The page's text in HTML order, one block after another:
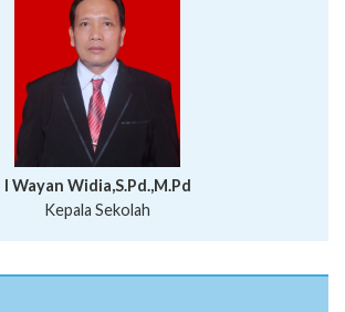
I Wayan Widia,S.Pd.,M.Pd
Kepala Sekolah